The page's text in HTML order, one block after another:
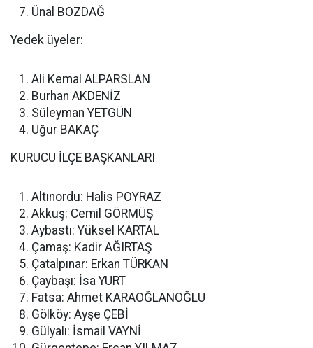
Ünal BOZDAĞ
Yedek üyeler:
Ali Kemal ALPARSLAN
Burhan AKDENİZ
Süleyman YETGÜN
Uğur BAKAÇ
KURUCU İLÇE BAŞKANLARI
Altınordu: Halis POYRAZ
Akkuş: Cemil GÖRMÜŞ
Aybastı: Yüksel KARTAL
Çamaş: Kadir AĞIRTAŞ
Çatalpınar: Erkan TÜRKAN
Çaybaşı: İsa YURT
Fatsa: Ahmet KARAOĞLANOĞLU
Gölköy: Ayşe ÇEBİ
Gülyalı: İsmail VAYNİ